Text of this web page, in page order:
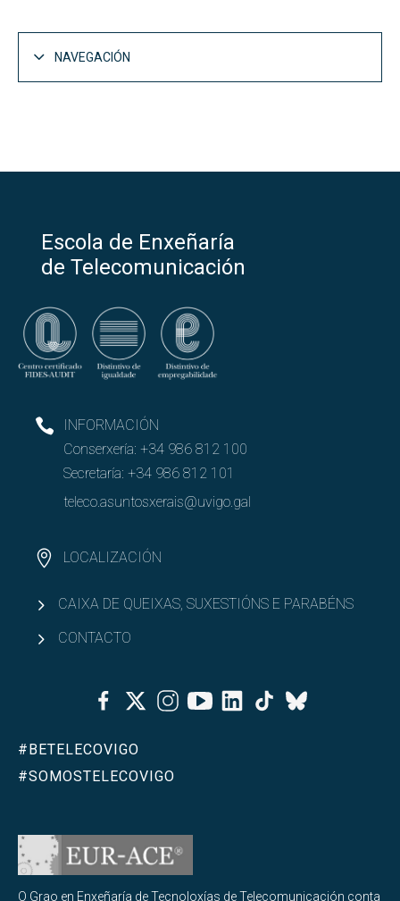
NAVEGACIÓN
Escola de Enxeñaría
de Telecomunicación
INFORMACIÓN
Conserxería: +34 986 812 100
Secretaría: +34 986 812 101
teleco.asuntosxerais@uvigo.gal
LOCALIZACIÓN
CAIXA DE QUEIXAS, SUXESTIÓNS E PARABÉNS
CONTACTO
FacebookTwitterInstagramYoutubeLinkedinTiktok
Bluesky
#BETELECOVIGO
#SOMOSTELECOVIGO
O Grao en Enxeñaría de Tecnoloxías de Telecomunicación conta